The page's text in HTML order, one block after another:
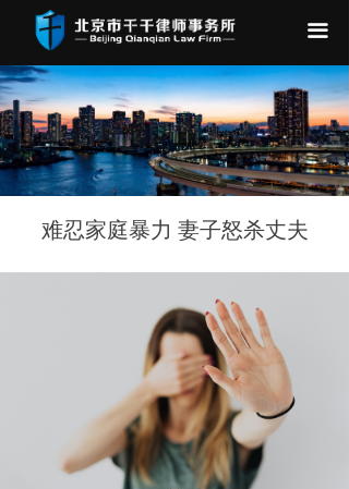
끀
难忍家庭暴力 妻子怒杀丈夫